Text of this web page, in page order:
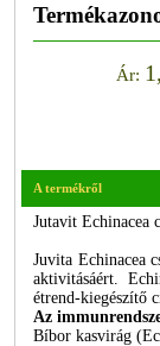
Ár:
A termékről
Jutavit Echinacea
Juvita Echinacea
aktivitásáért.
étrend-kiegészítő
Az
Bíbor kasvirág